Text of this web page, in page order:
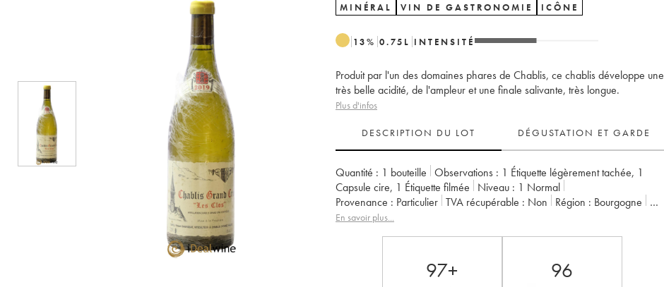
MINÉRAL VIN DE GASTRONOMIE ICÔNE
13% 0.75 L INTENSITÉ
Produit par l'un des domaines phares de Chablis, ce chablis développe une
très belle acidité, de l'ampleur et une finale salivante, très longue.
Plus d'infos
DESCRIPTION DU LOT DÉGUSTATION ET GARDE
Quantité : 1 bouteille Observations : 1 Étiquette légèrement tachée, 1
Capsule cire, 1 Étiquette filmée Niveau : 1 Normal
Provenance : particulier TVA récupérable : non Région :
Bourgogne
Appellation :
En savoir plus...
97+ 96